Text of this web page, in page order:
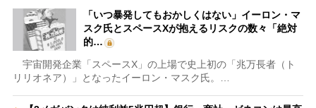
「いつ暴発してもおかしくはない」イーロン・マ
スク氏とスペースXが抱えるリスクの数々「絶対
的…
宇宙開発企業「スペースX」の上場で史上初の「兆万長者（ト
リリオネア）」となったイーロン・マスク氏。…